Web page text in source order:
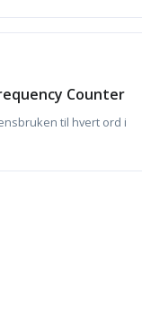
Counter
til hvert ord i